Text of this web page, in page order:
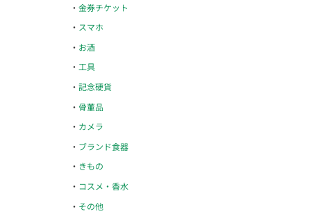
金券チケット
スマホ
お酒
工具
記念硬貨
骨董品
カメラ
ブランド食器
きもの
コスメ・香水
その他